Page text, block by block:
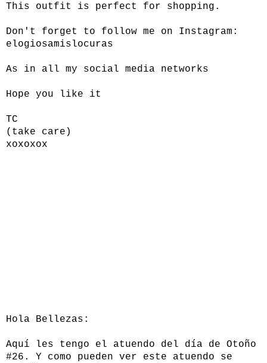
This outfit is perfect for shopping.
Don't forget to follow me on Instagram:
elogiosamislocuras
As in all my social media networks
Hope you like it
TC
(take care)
xoxoxox
Hola Bellezas:
Aquí les tengo el atuendo del día de Otoño
#26. Y como pueden ver este atuendo se